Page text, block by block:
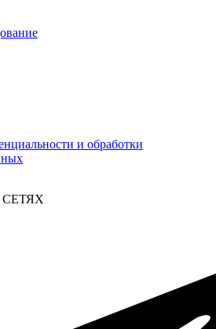
и обработки